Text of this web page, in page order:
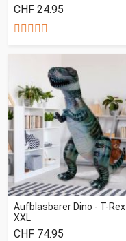
CHF 24.95
Aufblasbarer Dino - T-Rex
XXL
CHF 74.95